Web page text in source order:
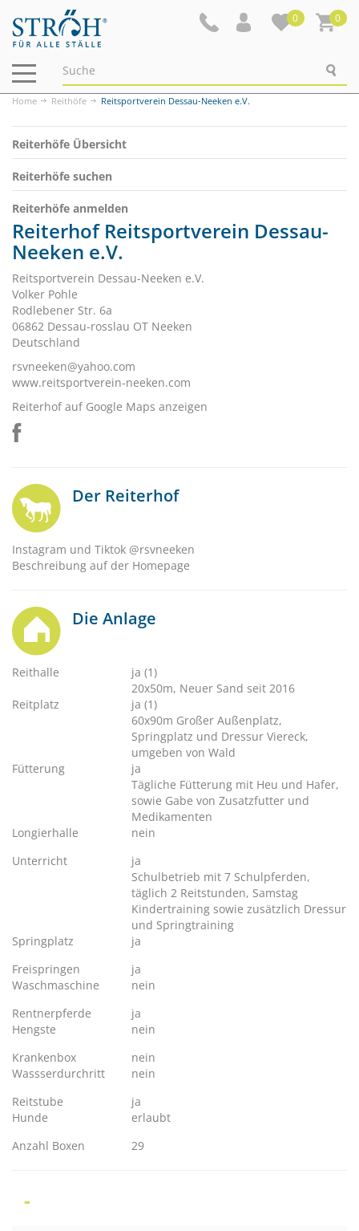
0 0
Navigation
ein-/ausblenden
Home Reithöfe Reitsportverein Dessau-Neeken e.V.
Reiterhöfe Übersicht
Reiterhöfe suchen
Reiterhöfe anmelden
Reiterhof Reitsportverein Dessau-
Neeken e.V.
Reitsportverein Dessau-Neeken e.V.
Volker Pohle
Rodlebener Str. 6a
06862 Dessau-rosslau OT Neeken
Deutschland
rsvneeken@yahoo.com
www.reitsportverein-neeken.com
Reiterhof auf Google Maps anzeigen
Der Reiterhof
Instagram und Tiktok @rsvneeken
Beschreibung auf der Homepage
Die Anlage
Reithalle
ja (1)
20x50m, Neuer Sand seit 2016
Reitplatz
ja (1)
60x90m Großer Außenplatz,
Springplatz und Dressur Viereck,
umgeben von Wald
Fütterung
ja
Tägliche Fütterung mit Heu und Hafer,
sowie Gabe von Zusatzfutter und
Medikamenten
Longierhalle
nein
Unterricht
ja
Schulbetrieb mit 7 Schulpferden,
täglich 2 Reitstunden, Samstag
Kindertraining sowie zusätzlich Dressur
und Springtraining
Springplatz
ja
Freispringen
ja
Waschmaschine
nein
Rentnerpferde
ja
Hengste
nein
Krankenbox
nein
Wassserdurchritt
nein
Reitstube
ja
Hunde
erlaubt
Anzahl Boxen
29
-